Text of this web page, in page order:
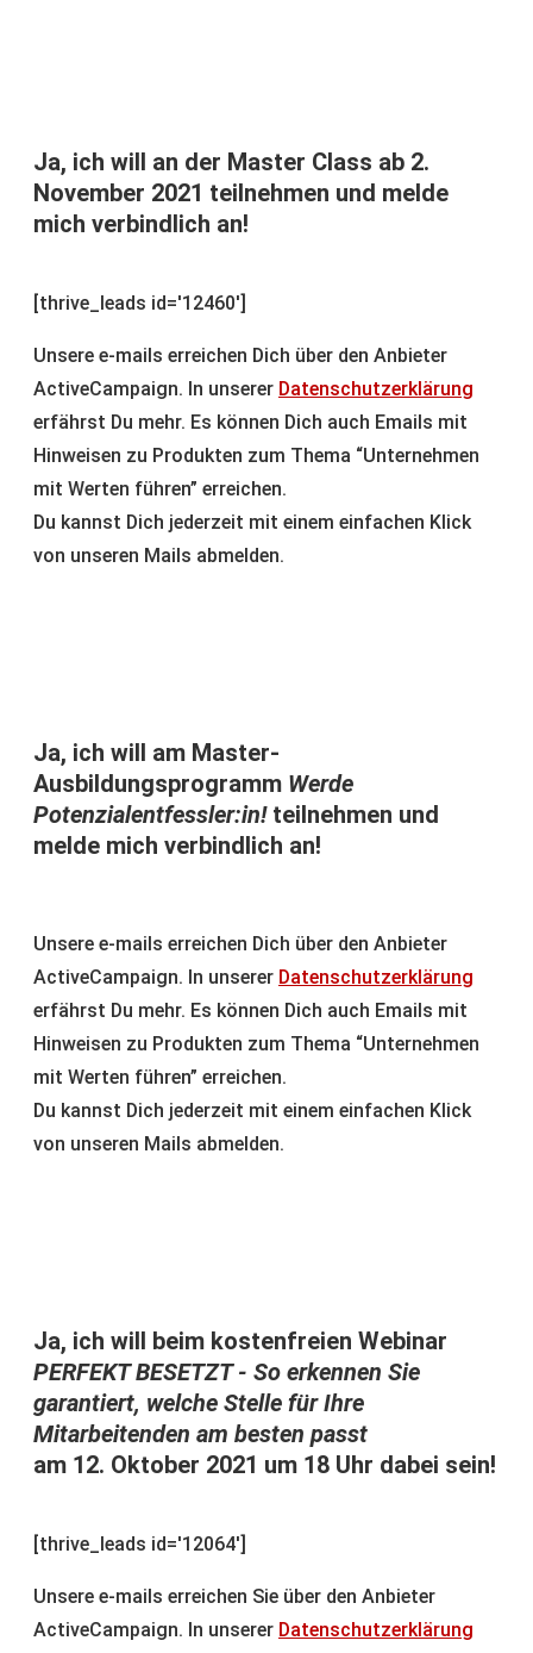
Ja, ich will an der Master Class ab 2.
November 2021 teilnehmen und melde
mich verbindlich an!
[thrive_leads id='12460']
Unsere e-mails erreichen Dich über den Anbieter
ActiveCampaign. In unserer Datenschutzerklärung
erfährst Du mehr. Es können Dich auch Emails mit
Hinweisen zu Produkten zum Thema “Unternehmen
mit Werten führen” erreichen.
Du kannst Dich jederzeit mit einem einfachen Klick
von unseren Mails abmelden.
Ja, ich will am Master-
Ausbildungsprogramm Werde
Potenzialentfessler:in! teilnehmen und
melde mich verbindlich an!
Unsere e-mails erreichen Dich über den Anbieter
ActiveCampaign. In unserer Datenschutzerklärung
erfährst Du mehr. Es können Dich auch Emails mit
Hinweisen zu Produkten zum Thema “Unternehmen
mit Werten führen” erreichen.
Du kannst Dich jederzeit mit einem einfachen Klick
von unseren Mails abmelden.
Ja, ich will beim kostenfreien Webinar
PERFEKT BESETZT - So erkennen Sie
garantiert, welche Stelle für Ihre
Mitarbeitenden am besten passt
am 12. Oktober 2021 um 18 Uhr dabei sein!
[thrive_leads id='12064']
Unsere e-mails erreichen Sie über den Anbieter
ActiveCampaign. In unserer Datenschutzerklärung